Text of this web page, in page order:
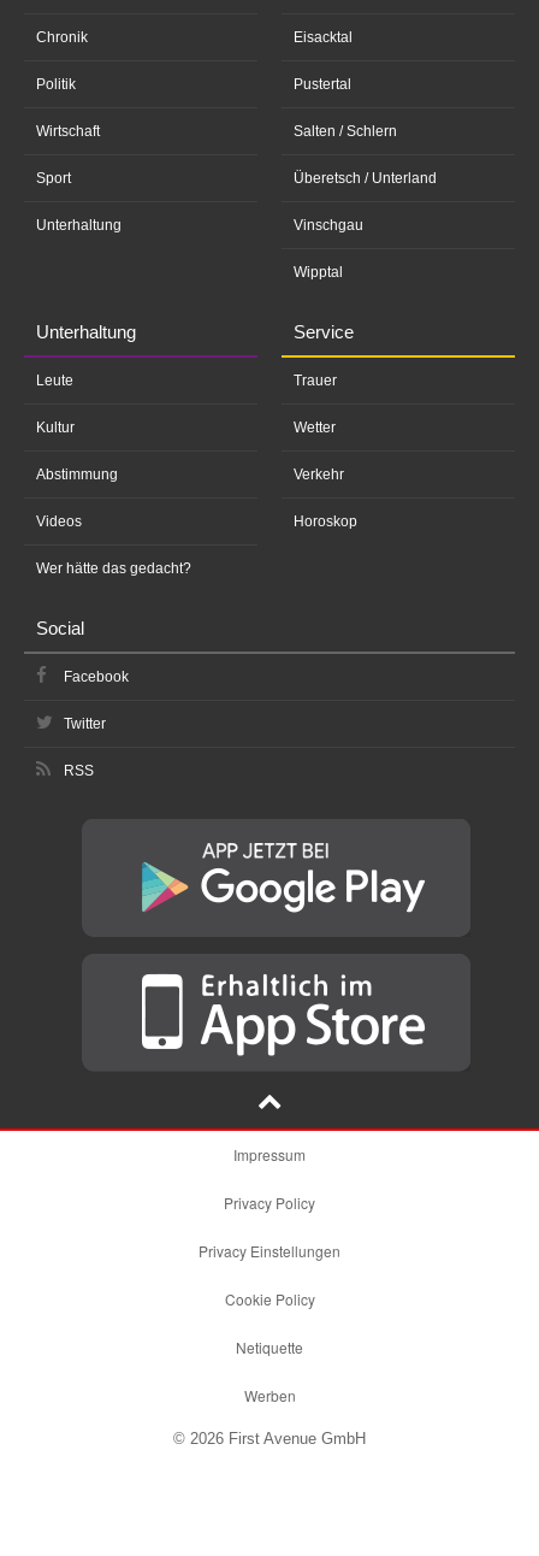
Chronik
Politik
Wirtschaft
Sport
Unterhaltung
Eisacktal
Pustertal
Salten / Schlern
Überetsch / Unterland
Vinschgau
Wipptal
Unterhaltung
Leute
Kultur
Abstimmung
Videos
Wer hätte das gedacht?
Service
Trauer
Wetter
Verkehr
Horoskop
Social
Facebook
Twitter
RSS
Impressum
Privacy Policy
Privacy Einstellungen
Cookie Policy
Netiquette
Werben
© 2026 First Avenue GmbH